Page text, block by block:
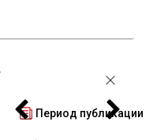
Период публикации